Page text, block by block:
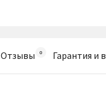
Отзывы Гарантия и